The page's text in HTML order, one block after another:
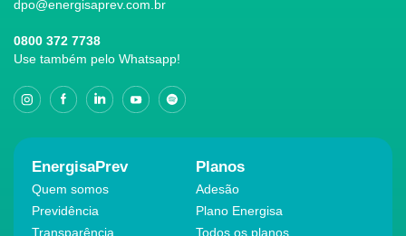
dpo@energisaprev.com.br
0800 372 7738
Use também pelo Whatsapp!
EnergisaPrev
Quem somos
Previdência
Transparência
Planos
Adesão
Plano Energisa
Todos os planos